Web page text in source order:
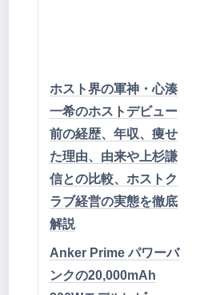
ホスト界の軍神・心湊
一希のホストデビュー
前の経歴、年収、痩せ
た理由、由来や上杉謙
信との比較、ホストク
ラブ経営の実態を徹底
解説
Anker Prime パワーバ
ンクの20,000mAh